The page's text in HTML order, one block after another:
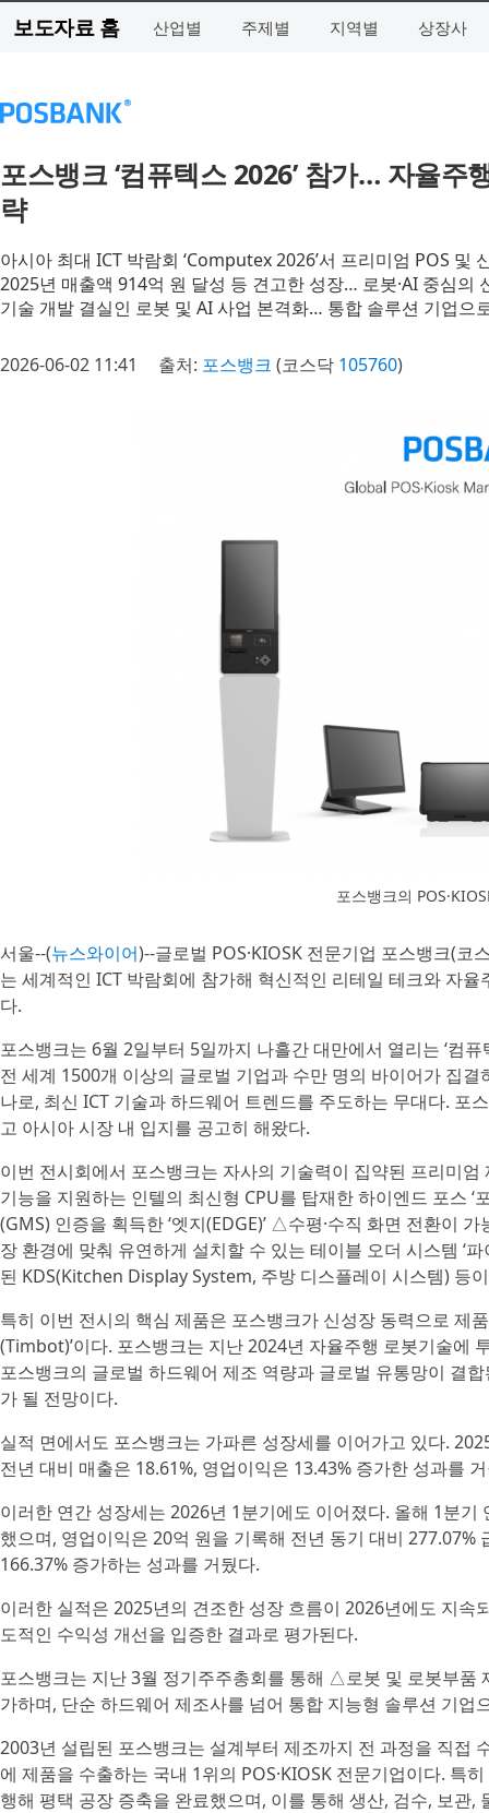
보도자료 홈 산업별 주제별 지역별 상장사
포스뱅크 ‘컴퓨텍스 2026’ 참가… 자율주
략
아시아 최대 ICT 박람회 ‘Computex 2026’서 프리미엄 POS 및
2025년 매출액 914억 원 달성 등 견고한 성장… 로봇·AI 중심의
기술 개발 결실인 로봇 및 AI 사업 본격화… 통합 솔루션 기업으
2026-06-02 11:41 출처: 포스뱅크 (코스닥 105760)
포스뱅크의
서울--(뉴스와이어)--글로벌 POS·KIOSK 전문기업 포스뱅크(
는 세계적인 ICT 박람회에 참가해 혁신적인 리테일 테크와 자
다.
포스뱅크는 6월 2일부터 5일까지 나흘간 대만에서 열리는 ‘컴
전 세계 1500개 이상의 글로벌 기업과 수만 명의 바이어가 집
나로, 최신 ICT 기술과 하드웨어 트렌드를 주도하는 무대다.
고 아시아 시장 내 입지를 공고히 해왔다.
이번 전시회에서 포스뱅크는 자사의 기술력이 집약된 프리미
기능을 지원하는 인텔의 최신형 CPU를 탑재한 하이엔드 포스
(GMS) 인증을 획득한 ‘엣지(EDGE)’ △수평·수직 화면 전환이
장 환경에 맞춰 유연하게 설치할 수 있는 테이블 오더 시스템 ‘
된 KDS(Kitchen Display System, 주방 디스플레이 시스템) 등
특히 이번 전시의 핵심 제품은 포스뱅크가 신성장 동력으로 제
(Timbot)’이다. 포스뱅크는 지난 2024년 자율주행 로봇기술에
포스뱅크의 글로벌 하드웨어 제조 역량과 글로벌 유통망이 결
가 될 전망이다.
실적 면에서도 포스뱅크는 가파른 성장세를 이어가고 있다.
전년 대비 매출은 18.61%, 영업이익은 13.43% 증가한 성과를
이러한 연간 성장세는 2026년 1분기에도 이어졌다. 올해 1분
했으며, 영업이익은 20억 원을 기록해 전년 동기 대비
166.37% 증가하는 성과를 거뒀다.
이러한 실적은 2025년의 견조한 성장 흐름이 2026년에도 지
도적인 수익성 개선을 입증한 결과로 평가된다.
포스뱅크는 지난 3월 정기주주총회를 통해 △로봇 및 로봇부
가하며, 단순 하드웨어 제조사를 넘어 통합 지능형 솔루션 기업
2003년 설립된 포스뱅크는 설계부터 제조까지 전 과정을 직접
에 제품을 수출하는 국내 1위의 POS·KIOSK 전문기업이다. 특
행해 평택 공장 증축을 완료했으며, 이를 통해 생산, 검수, 보관